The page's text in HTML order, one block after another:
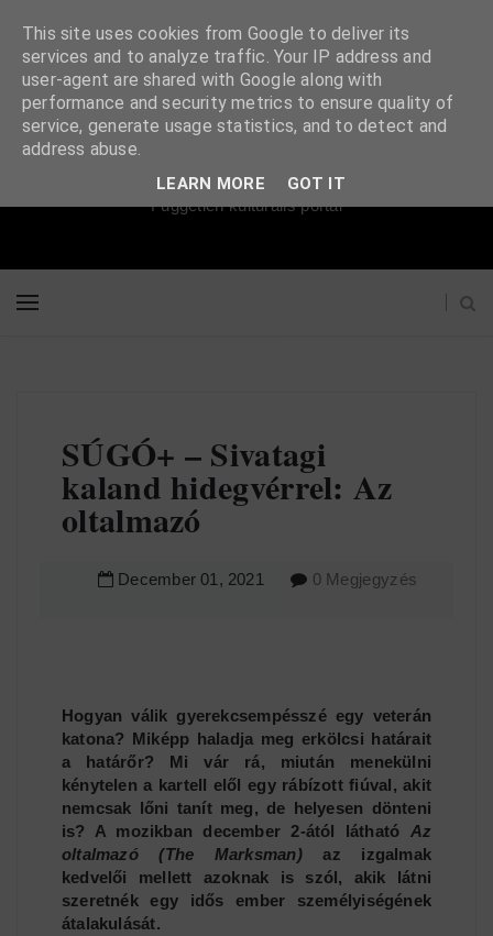
Súgópéldány
Független kulturális portál
SÚGÓ+ – Sivatagi
kaland hidegvérrel: Az
oltalmazó
December 01 , 2021 0 Megjegyzés
Hogyan válik gyerekcsempésszé egy veterán
katona? Miképp haladja meg erkölcsi határait
a határőr? Mi vár rá, miután menekülni
kénytelen a kartell elől egy rábízott fiúval, akit
nemcsak lőni tanít meg, de helyesen dönteni
is? A mozikban december 2-ától látható Az
oltalmazó (The Marksman)az izgalmak
kedvelői mellett azoknak is szól, akik látni
szeretnék egy idős ember személyiségének
átalakulását.
This site uses cookies from Google to deliver its
services and to analyze traffic. Your IP address and
user-agent are shared with Google along with
performance and security metrics to ensure quality of
service, generate usage statistics, and to detect and
address abuse.
LEARN MORE GOT IT